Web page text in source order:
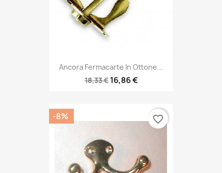
Ancora Fermacarte In Ottone...
18,33 € 16,86 €
-8% favorite_border